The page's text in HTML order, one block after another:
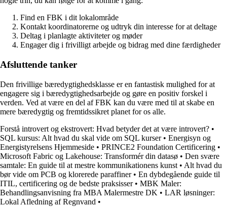
Find en FBK i dit lokalområde
Kontakt koordinatorerne og udtryk din interesse for at deltage
Deltag i planlagte aktiviteter og møder
Engager dig i frivilligt arbejde og bidrag med dine færdigheder
Afsluttende tanker
Den frivillige bæredygtighedsklasse er en fantastisk mulighed for at
engagere sig i bæredygtighedsarbejde og gøre en positiv forskel i
verden. Ved at være en del af FBK kan du være med til at skabe en
mere bæredygtig og fremtidssikret planet for os alle.
Forstå introvert og ekstrovert: Hvad betyder det at være introvert? •
SQL kursus: Alt hvad du skal vide om SQL kurser• Energisyn og
Energistyrelsens Hjemmeside • PRINCE2 Foundation Certificering •
Microsoft Fabric og Lakehouse: Transformér din datasø • Den svære
samtale: En guide til at mestre kommunikationens kunst • Alt hvad du
bør vide om PCB og klorerede paraffiner• En dybdegående guide til
ITIL, certificering og de bedste praksisser• MBK Maler:
Behandlingsanvisning fra MBA Malermestre DK • LAR løsninger:
Lokal Afledning af Regnvand •